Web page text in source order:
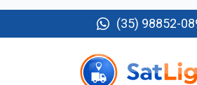
(35) 98852-